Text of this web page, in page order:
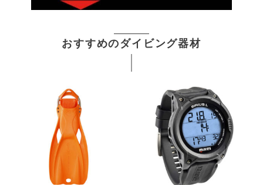
おすすめのダイビング器材